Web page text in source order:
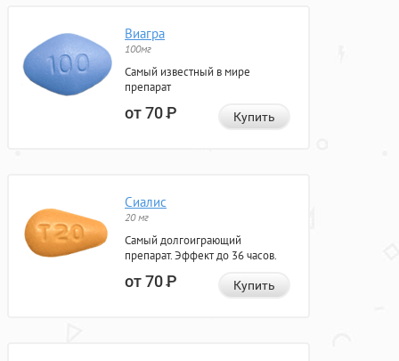
Виагра
100мг
Самый известный в мире
препарат
от 70Р Купить
Сиалис
20 мг
Самый долгоиграющий
препарат. Эффект до 36 часов.
от 70Р Купить